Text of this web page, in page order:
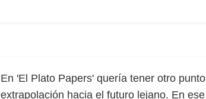
En 'El Plato Papers' quería tener otro
extrapolación hacia el futuro lejano. En